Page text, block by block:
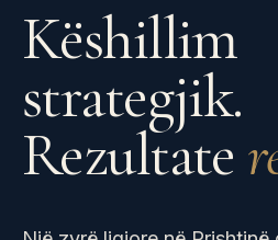
Këshillim
strategjik.
Rezultate